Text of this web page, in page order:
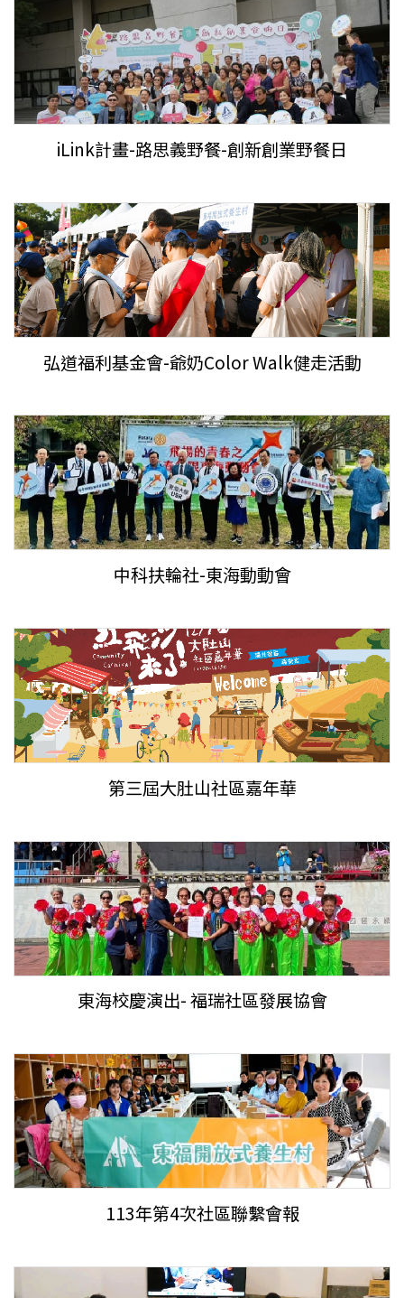
iLink計畫-路思義野餐-創新創業野餐日
弘道福利基金會-爺奶Color Walk健走活動
中科扶輪社-東海動動會
第三屆大肚山社區嘉年華
東海校慶演出- 福瑞社區發展協會
113年第4次社區聯繫會報